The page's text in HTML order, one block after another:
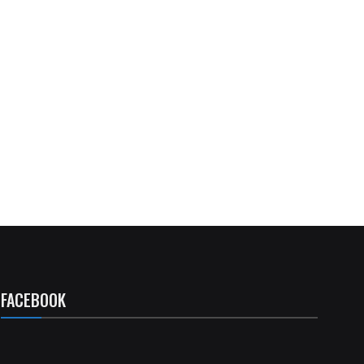
FACEBOOK